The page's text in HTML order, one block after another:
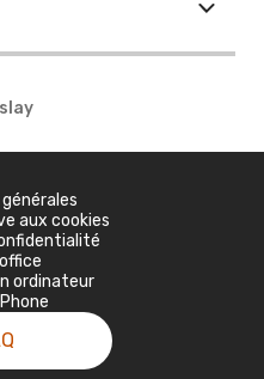
aux cookies
ordinateur